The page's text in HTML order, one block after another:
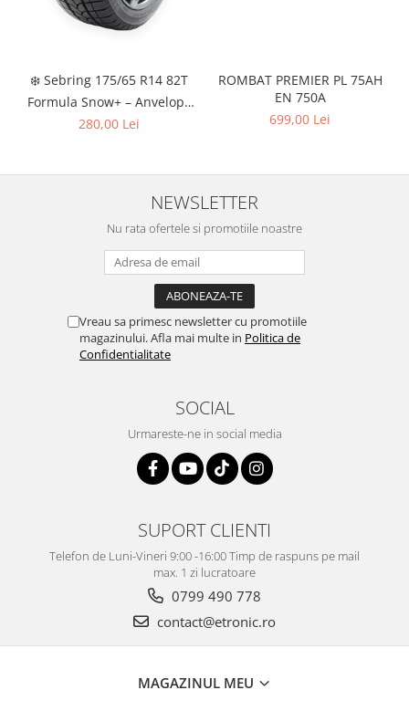
❄️ Sebring 175/65 R14 82T
Formula Snow+ – Anvelopă
Iarnă Buget
280,00 Lei
ROMBAT PREMIER PL 75AH
EN 750A
699,00 Lei
NEWSLETTER
Nu rata ofertele si promotiile noastre
Vreau sa primesc newsletter cu promotiile
magazinului. Afla mai multe in Politica de
Confidentialitate
SOCIAL
Urmareste-ne in social media
SUPORT CLIENTI
Telefon de Luni-Vineri 9:00 -16:00 Timp de raspuns pe mail
max. 1 zi lucratoare
0799 490 778
contact@etronic.ro
MAGAZINUL MEU